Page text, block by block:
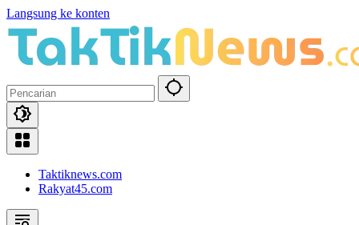
Langsung ke konten
Taktiknews.com
Rakyat45.com